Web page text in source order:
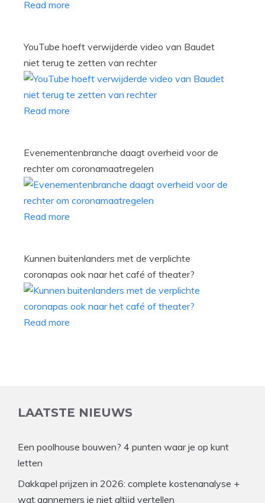
Read more
YouTube hoeft verwijderde video van Baudet
niet terug te zetten van rechter
Read more
Evenementenbranche daagt overheid voor de
rechter om coronamaatregelen
Read more
Kunnen buitenlanders met de verplichte
coronapas ook naar het café of theater?
Read more
LAATSTE NIEUWS
Een poolhouse bouwen? 4 punten waar je op kunt
letten
Dakkapel prijzen in 2026: complete kostenanalyse +
wat aannemers je niet altijd vertellen